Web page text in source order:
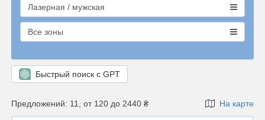
Лазерная / мужская
Все зоны
Быстрый поиск с GPT
Предложений: 11, от 120 до 2440 ₴ На карте